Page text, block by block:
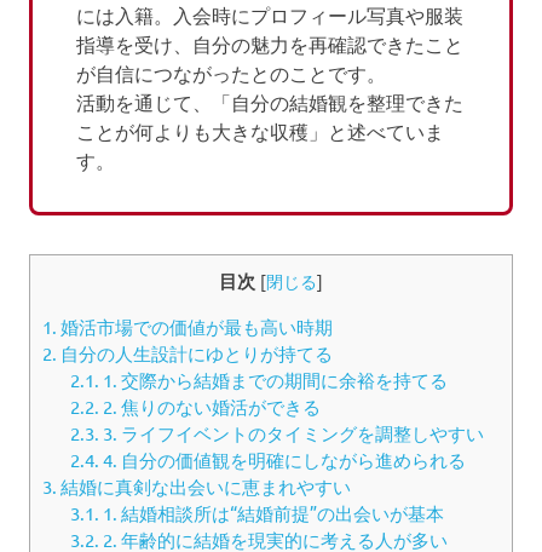
には入籍。入会時にプロフィール写真や服装
指導を受け、自分の魅力を再確認できたこと
が自信につながったとのことです。
活動を通じて、「自分の結婚観を整理できた
ことが何よりも大きな収穫」と述べていま
す。
目次 [閉じる]
1. 婚活市場での価値が最も高い時期
2. 自分の人生設計にゆとりが持てる
2.1. 1. 交際から結婚までの期間に余裕を持てる
2.2. 2. 焦りのない婚活ができる
2.3. 3. ライフイベントのタイミングを調整しやすい
2.4. 4. 自分の価値観を明確にしながら進められる
3. 結婚に真剣な出会いに恵まれやすい
3.1. 1. 結婚相談所は“結婚前提”の出会いが基本
3.2. 2. 年齢的に結婚を現実的に考える人が多い